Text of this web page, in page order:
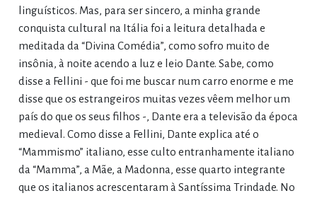
linguísticos. Mas, para ser sincero, a minha grande
conquista cultural na Itália foi a leitura detalhada e
meditada da “Divina Comédia”, como sofro muito de
insônia, à noite acendo a luz e leio Dante. Sabe, como
disse a Fellini - que foi me buscar num carro enorme e me
disse que os estrangeiros muitas vezes vêem melhor um
país do que os seus filhos -, Dante era a televisão da época
medieval. Como disse a Fellini, Dante explica até o
“Mammismo” italiano, esse culto entranhamente italiano
da “Mamma”, a Mãe, a Madonna, esse quarto integrante
que os italianos acrescentaram à Santíssima Trindade. No